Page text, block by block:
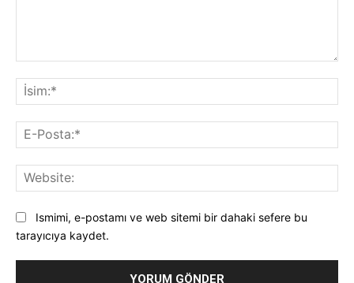
Ismimi, e-postamı ve web sitemi bir dahaki sefere bu
tarayıcıya kaydet.